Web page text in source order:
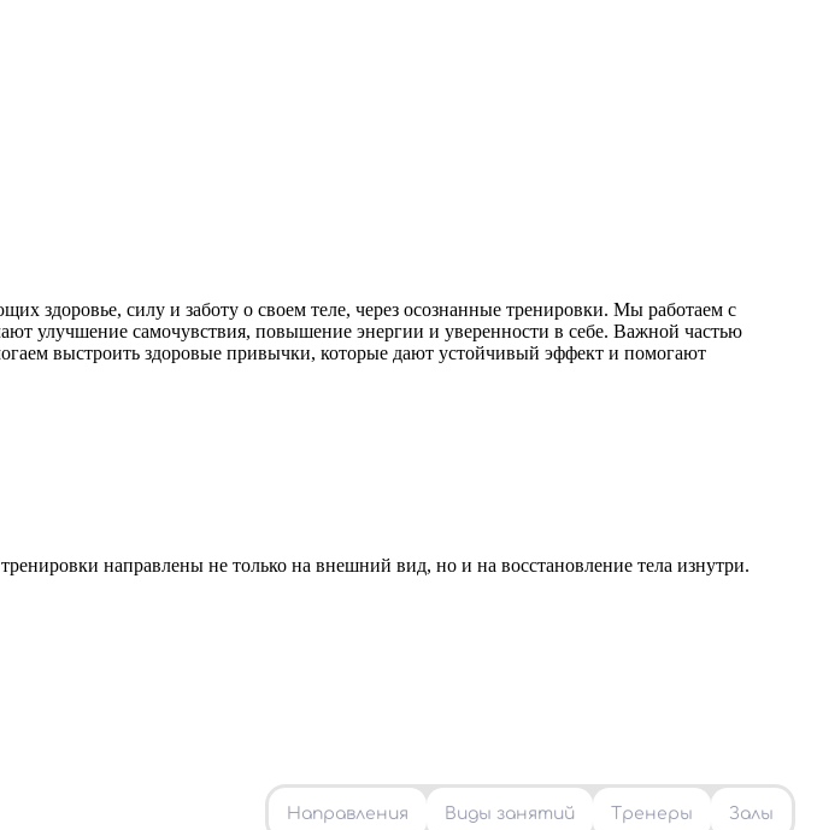
здоровье, силу и заботу о своем теле, через осознанные тренировки. Мы работаем с
улучшение самочувствия, повышение энергии и уверенности в себе. Важной частью
выстроить здоровые привычки, которые дают устойчивый эффект и помогают
направлены не только на внешний вид, но и на восстановление тела изнутри.